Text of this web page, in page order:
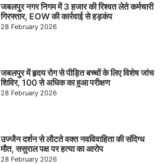
जबलपुर नगर निगम में 3 हजार की रिश्वत लेते कर्मचारी
गिरफ्तार, EOW की कार्रवाई से हड़कंप
28 February 2026
जबलपुर में हृदय रोग से पीड़ित बच्चों के लिए विशेष जांच
शिविर, 100 से अधिक का हुआ परीक्षण
28 February 2026
उज्जैन दर्शन से लौटते वक्त नवविवाहिता की संदिग्ध
मौत, ससुराल पक्ष पर हत्या का आरोप
28 February 2026